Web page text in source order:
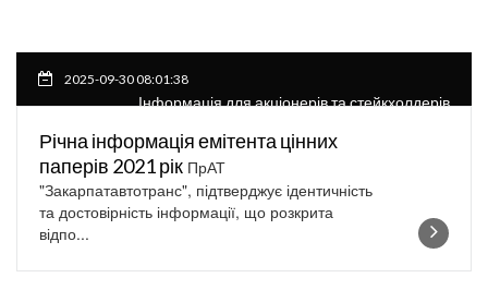
2025-09-30 08:01:38
Інформація для акціонерів та стейкхолдерів
Річна інформація емітента цінних
паперів 2021 рік ПрАТ
"Закарпатавтотранс", підтверджує ідентичність
та достовірність інформації, що розкрита
відпо...